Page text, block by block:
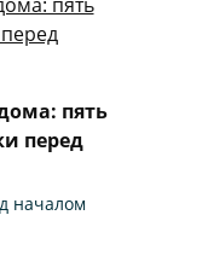
пять
перед
началом